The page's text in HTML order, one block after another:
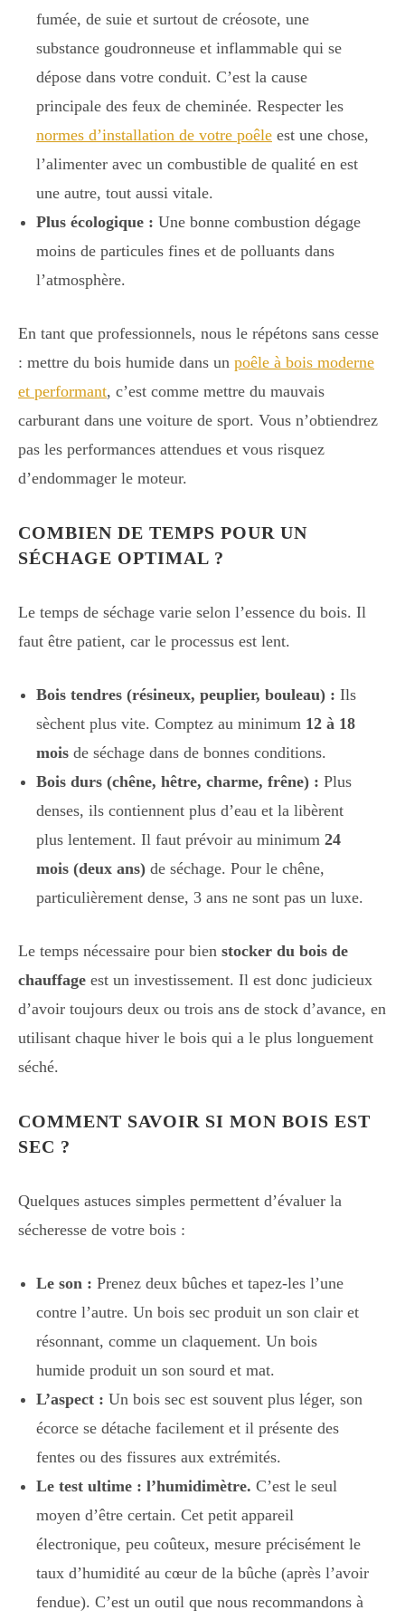
fumée, de suie et surtout de créosote, une
substance goudronneuse et inflammable qui se
dépose dans votre conduit. C’est la cause
principale des feux de cheminée. Respecter les
normes d’installation de votre poêle est une chose,
l’alimenter avec un combustible de qualité en est
une autre, tout aussi vitale.
Plus écologique : Une bonne combustion dégage
moins de particules fines et de polluants dans
l’atmosphère.
En tant que professionnels, nous le répétons sans cesse
: mettre du bois humide dans un poêle à bois moderne
et performant, c’est comme mettre du mauvais
carburant dans une voiture de sport. Vous n’obtiendrez
pas les performances attendues et vous risquez
d’endommager le moteur.
COMBIEN DE TEMPS POUR UN
SÉCHAGE OPTIMAL ?
Le temps de séchage varie selon l’essence du bois. Il
faut être patient, car le processus est lent.
Bois tendres (résineux, peuplier, bouleau) : Ils
sèchent plus vite. Comptez au minimum 12 à 18
mois de séchage dans de bonnes conditions.
Bois durs (chêne, hêtre, charme, frêne) : Plus
denses, ils contiennent plus d’eau et la libèrent
plus lentement. Il faut prévoir au minimum 24
mois (deux ans) de séchage. Pour le chêne,
particulièrement dense, 3 ans ne sont pas un luxe.
Le temps nécessaire pour bien stocker du bois de
chauffage est un investissement. Il est donc judicieux
d’avoir toujours deux ou trois ans de stock d’avance, en
utilisant chaque hiver le bois qui a le plus longuement
séché.
COMMENT SAVOIR SI MON BOIS EST
SEC ?
Quelques astuces simples permettent d’évaluer la
sécheresse de votre bois :
Le son : Prenez deux bûches et tapez-les l’une
contre l’autre. Un bois sec produit un son clair et
résonnant, comme un claquement. Un bois
humide produit un son sourd et mat.
L’aspect : Un bois sec est souvent plus léger, son
écorce se détache facilement et il présente des
fentes ou des fissures aux extrémités.
Le test ultime : l’humidimètre. C’est le seul
moyen d’être certain. Cet petit appareil
électronique, peu coûteux, mesure précisément le
taux d’humidité au cœur de la bûche (après l’avoir
fendue). C’est un outil que nous recommandons à